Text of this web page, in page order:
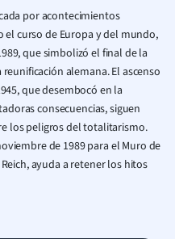
por acontecimientos
curso de Europa y del mundo,
que simbolizó el final de la
alemana. El ascenso
que desembocó en la
consecuencias, siguen
los peligros del totalitarismo.
de 1989 para el Muro de
ayuda a retener los hitos